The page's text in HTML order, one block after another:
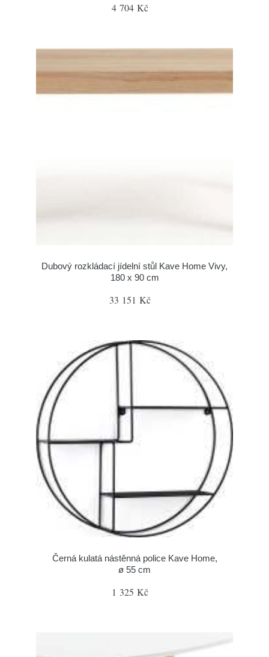
4 704 Kč
Dubový rozkládací jídelní stůl Kave Home Vivy,
180 x 90 cm
33 151 Kč
Černá kulatá nástěnná police Kave Home,
ø 55 cm
1 325 Kč